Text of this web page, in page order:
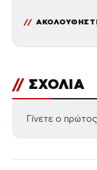
// ΣΧΟΛΙΑ
Γίνετε ο